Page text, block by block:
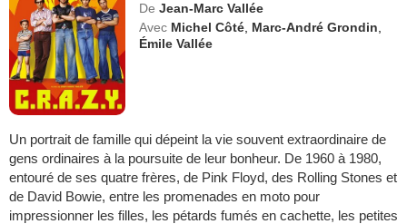
De Jean-Marc Vallée
Avec Michel Côté Marc-André Grondin
Émile Vallée
Un portrait de famille qui dépeint la vie souvent extraordinaire de
gens ordinaires à la poursuite de leur bonheur. De 1960 à 1980,
entouré de ses quatre frères, de Pink Floyd, des Rolling Stones et
de David Bowie, entre les promenades en moto pour
impressionner les filles, les pétards fumés en cachette, les petites